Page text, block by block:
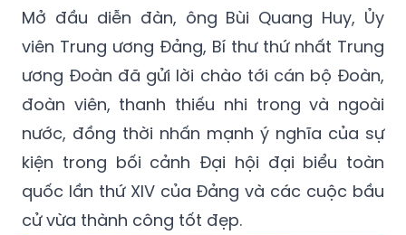
Mở đầu diễn đàn, ông Bùi Quang Huy, Ủy
viên Trung ương Đảng, Bí thư thứ nhất Trung
ương Đoàn đã gửi lời chào tới cán bộ Đoàn,
đoàn viên, thanh thiếu nhi trong và ngoài
nước, đồng thời nhấn mạnh ý nghĩa của sự
kiện trong bối cảnh Đại hội đại biểu toàn
quốc lần thứ XIV của Đảng và các cuộc bầu
cử vừa thành công tốt đẹp.